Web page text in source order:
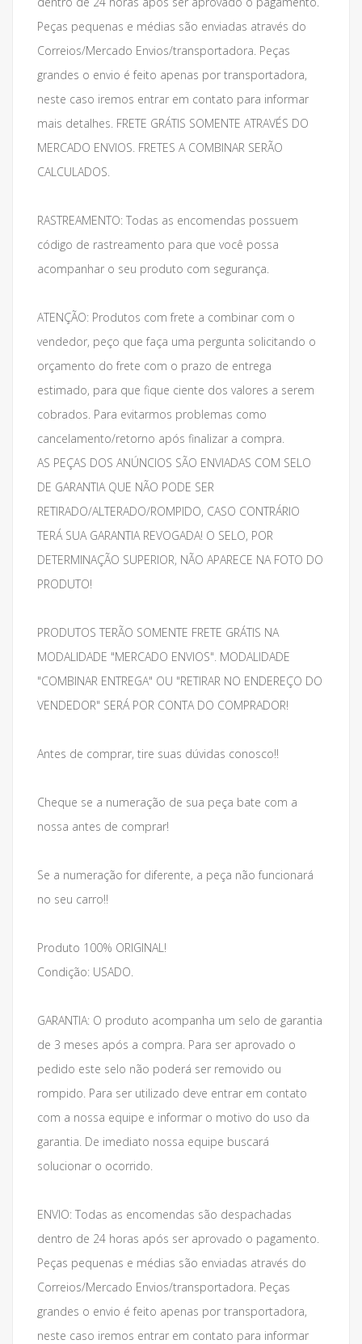
Peças pequenas e médias são enviadas através do
Correios/Mercado Envios/transportadora. Peças
grandes o envio é feito apenas por transportadora,
neste caso iremos entrar em contato para informar
mais detalhes. FRETE GRÁTIS SOMENTE ATRAVÉS DO
MERCADO ENVIOS. FRETES A COMBINAR SERÃO
CALCULADOS.
RASTREAMENTO: Todas as encomendas possuem
código de rastreamento para que você possa
acompanhar o seu produto com segurança.
ATENÇÃO: Produtos com frete a combinar com o
vendedor, peço que faça uma pergunta solicitando o
orçamento do frete com o prazo de entrega
estimado, para que fique ciente dos valores a serem
cobrados. Para evitarmos problemas como
cancelamento/retorno após finalizar a compra.
AS PEÇAS DOS ANÚNCIOS SÃO ENVIADAS COM SELO
DE GARANTIA QUE NÃO PODE SER
RETIRADO/ALTERADO/ROMPIDO, CASO CONTRÁRIO
TERÁ SUA GARANTIA REVOGADA! O SELO, POR
DETERMINAÇÃO SUPERIOR, NÃO APARECE NA FOTO DO
PRODUTO!
PRODUTOS TERÃO SOMENTE FRETE GRÁTIS NA
MODALIDADE "MERCADO ENVIOS". MODALIDADE
"COMBINAR ENTREGA" OU "RETIRAR NO ENDEREÇO DO
VENDEDOR" SERÁ POR CONTA DO COMPRADOR!
Antes de comprar, tire suas dúvidas conosco!!
Cheque se a numeração de sua peça bate com a
nossa antes de comprar!
Se a numeração for diferente, a peça não funcionará
no seu carro!!
Produto 100% ORIGINAL!
Condição: USADO.
GARANTIA: O produto acompanha um selo de garantia
de 3 meses após a compra. Para ser aprovado o
pedido este selo não poderá ser removido ou
rompido. Para ser utilizado deve entrar em contato
com a nossa equipe e informar o motivo do uso da
garantia. De imediato nossa equipe buscará
solucionar o ocorrido.
ENVIO: Todas as encomendas são despachadas
dentro de 24 horas após ser aprovado o pagamento.
Peças pequenas e médias são enviadas através do
Correios/Mercado Envios/transportadora. Peças
grandes o envio é feito apenas por transportadora,
neste caso iremos entrar em contato para informar